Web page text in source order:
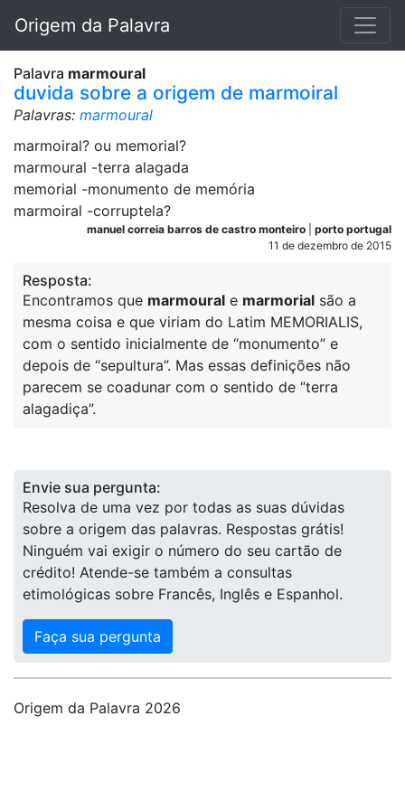
Origem da Palavra
Palavra marmoural
duvida sobre a origem de marmoiral
Palavras: marmoural
marmoiral? ou memorial?
marmoural -terra alagada
memorial -monumento de memória
marmoiral -corruptela?
manuel correia barros de castro monteiro
porto portugal
11 de dezembro de 2015
Resposta:
Encontramos que marmoural e marmorial são a
mesma coisa e que viriam do Latim MEMORIALIS,
com o sentido inicialmente de “monumento” e
depois de “sepultura”. Mas essas definições não
parecem se coadunar com o sentido de “terra
alagadiça”.
Envie sua pergunta:
Resolva de uma vez por todas as suas dúvidas
sobre a origem das palavras. Respostas grátis!
Ninguém vai exigir o número do seu cartão de
crédito! Atende-se também a consultas
etimológicas sobre Francês, Inglês e Espanhol.
Faça sua pergunta
Origem da Palavra 2026